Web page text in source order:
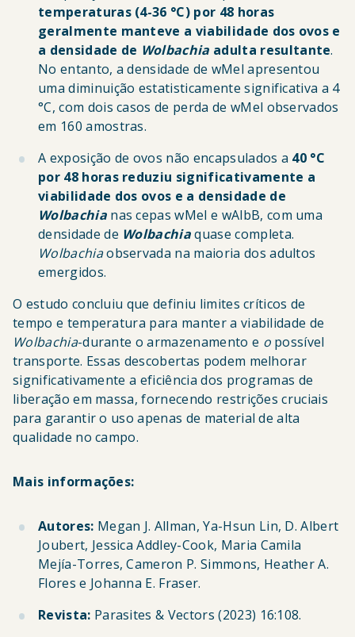
temperaturas (4-36 °C) por 48 horas
geralmente manteve a viabilidade dos ovos e
a densidade de Wolbachia adulta resultante.
No entanto, a densidade de wMel apresentou
uma diminuição estatisticamente significativa a 4
°C, com dois casos de perda de wMel observados
em 160 amostras.
A exposição de ovos não encapsulados a 40 °C
por 48 horas reduziu significativamente a
viabilidade dos ovos e a densidade de
Wolbachianas cepas wMel e wAlbB, com uma
densidade de Wolbachiaquase completa.
Wolbachiaobservada na maioria dos adultos
emergidos.
O estudo concluiu que definiu limites críticos de
tempo e temperatura para manter a viabilidade de
Wolbachia-durante o armazenamento e opossível
transporte. Essas descobertas podem melhorar
significativamente a eficiência dos programas de
liberação em massa, fornecendo restrições cruciais
para garantir o uso apenas de material de alta
qualidade no campo.
Mais informações:
Autores: Megan J. Allman, Ya-Hsun Lin, D. Albert
Joubert, Jessica Addley-Cook, Maria Camila
Mejía-Torres, Cameron P. Simmons, Heather A.
Flores e Johanna E. Fraser.
Revista: Parasites & Vectors (2023) 16:108.